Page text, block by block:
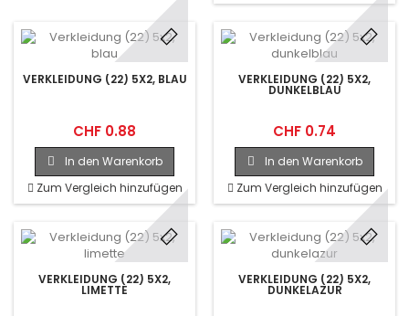
VERKLEIDUNG (22) 5X2, BLAU
CHF 0.88
In den Warenkorb
Zum Vergleich hinzufügen
VERKLEIDUNG (22) 5X2,
DUNKELBLAU
CHF 0.74
In den Warenkorb
Zum Vergleich hinzufügen
VERKLEIDUNG (22) 5X2,
LIMETTE
VERKLEIDUNG (22) 5X2,
DUNKELAZUR